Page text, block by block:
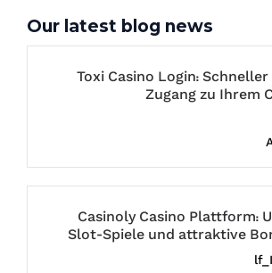
Our latest blog news
Toxi Casino Login:
Zugang zu Ihrem
Casinoly Casino Plattform:
Slot-Spiele und attraktive